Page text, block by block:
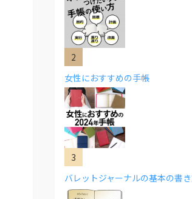
女性におすすめの手帳
バレットジャーナルの基本の書